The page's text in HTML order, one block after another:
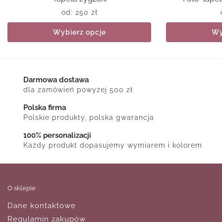
od: 250 zł
Wybierz opcje
Darmowa dostawa
dla zamówień powyżej 500 zł
Polska firma
Polskie produkty, polska gwarancja
100% personalizacji
Każdy produkt dopasujemy wymiarem i kolorem
O sklepie
Dane kontaktowe
Regulamin zakupów